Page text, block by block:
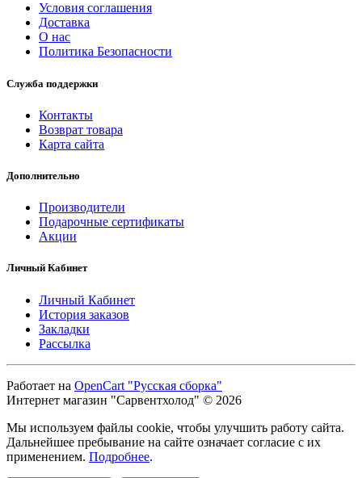
Условия соглашения
Доставка
О нас
Политика Безопасности
Служба поддержки
Контакты
Возврат товара
Карта сайта
Дополнительно
Производители
Подарочные сертификаты
Акции
Личный Кабинет
Личный Кабинет
История заказов
Закладки
Рассылка
Работает на OpenCart "Русская сборка"
Интернет магазин "Сарвентхолод" © 2026
Мы используем файлы cookie, чтобы улучшить работу сайта.
Дальнейшее пребывание на сайте означает согласие с их
применением. Подробнее.